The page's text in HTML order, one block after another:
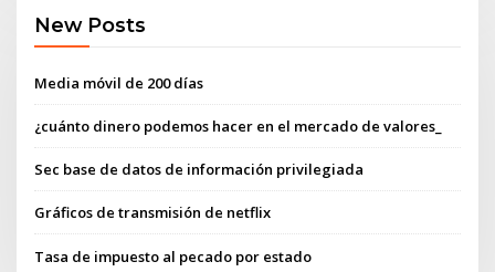
New Posts
Media móvil de 200 días
¿cuánto dinero podemos hacer en el mercado de valores_
Sec base de datos de información privilegiada
Gráficos de transmisión de netflix
Tasa de impuesto al pecado por estado